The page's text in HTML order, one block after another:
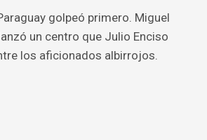
golpeó primero. Miguel
un centro que Julio Enciso
los aficionados albirrojos.